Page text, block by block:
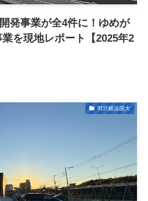
発事業が全4件に！ゆめが
を現地レポート【2025年2
羽沢横浜国大